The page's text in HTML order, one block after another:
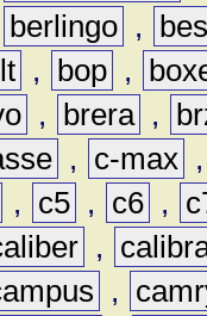
berlingo ,
, bop ,
, brera ,
, c-max
, c5 , c6 ,
,
,